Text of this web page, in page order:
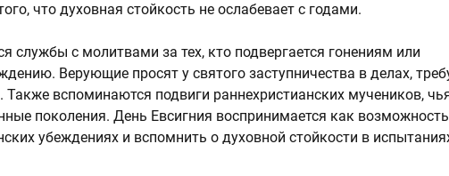
что духовная стойкость не ослабевает с годами.
службы с молитвами за тех, кто подвергается гонениям или
Верующие просят у святого заступничества в делах,
Также вспоминаются подвиги раннехристианских мучеников,
поколения. День Евсигния воспринимается как возможность
убеждениях и вспомнить о духовной стойкости в